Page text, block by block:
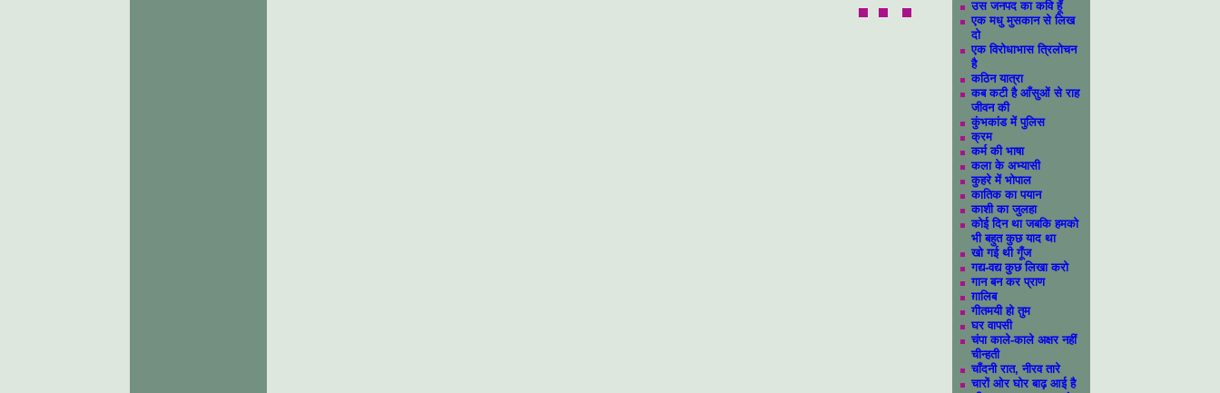
उस जनपद का कवि हूँ
एक मधु मुसकान से लिख
दो
एक विरोधाभास त्रिलोचन
है
कठिन यात्रा
कब कटी है आँसुओं से राह
जीवन की
कुंभकांड में पुलिस
क्रम
कर्म की भाषा
कला के अभ्यासी
कुहरे में भोपाल
कातिक का पयान
काशी का जुलहा
कोई दिन था जबकि हमको
भी बहुत कुछ याद था
खो गई थी गूँज
गद्य-वद्य कुछ लिखा करो
गान बन कर प्राण
ग़ालिब
गीतमयी हो तुम
घर वापसी
चंपा काले-काले अक्षर नहीं
चीन्हती
चाँदनी रात, नीरव तारे
चारों ओर घोर बाढ़ आई है